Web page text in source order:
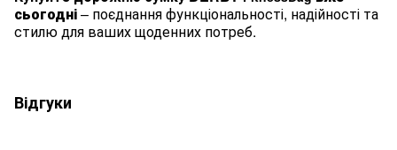
сьогодні– поєднання функціональності, надійності та
стилю для ваших щоденних потреб.
Відгуки